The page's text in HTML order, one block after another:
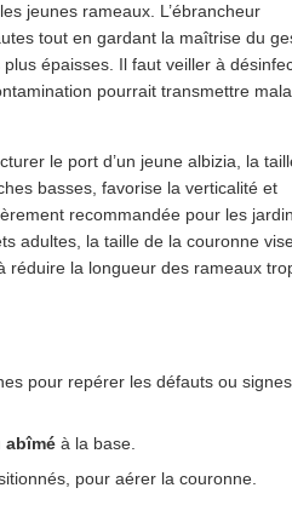
jeunes rameaux. L’ébrancheur
tout en gardant la maîtrise du
épaisses. Il faut veiller à
pourrait transmettre
le port d’un jeune albizia, la
basses, favorise la verticalité et
recommandée pour les
adultes, la taille de la couronne
réduire la longueur des rameaux
pour repérer les défauts ou
abîmé à la base.
pour aérer la couronne.